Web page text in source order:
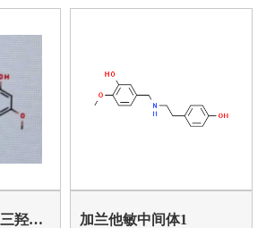
新樱花素；2',6',4-三羟基-4'-甲氧基查尔酮 加兰他敏中间体1